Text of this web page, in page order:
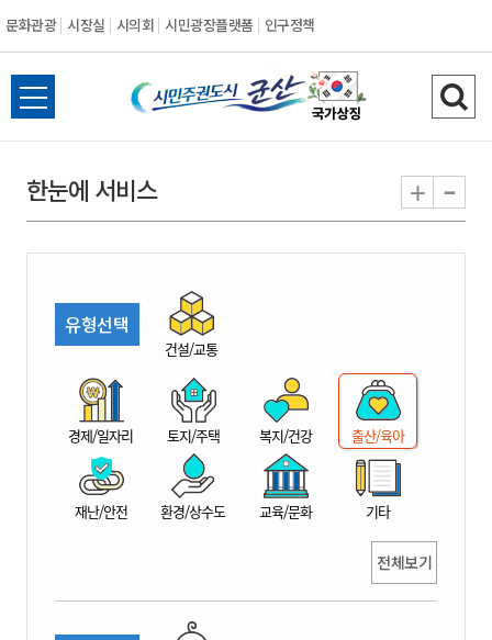
문화관광 시장실 시의회 시민광장플랫폼 인구정책
시
민
권
시
산
전
체
뉴
열
검
색
기
한눈에 서비스 + -
유형선택
건설/교통
경제/일자리 토지/주택 복지/건강 출산/육아
재난/안전 환경/상수도 교육/문화 기타
전체보기